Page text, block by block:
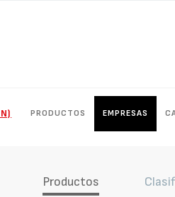
PRODUCTOS EMPRESAS
Productos